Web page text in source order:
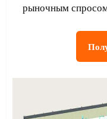
рыночным